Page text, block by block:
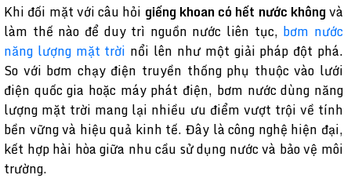
Khi đối mặt với câu hỏi giếng khoan có hết nước khôngvà
làm thế nào để duy trì nguồn nước liên tục, bơm nước
năng lượng mặt trời nổi lên như một giải pháp đột phá.
So với bơm chạy điện truyền thống phụ thuộc vào lưới
điện quốc gia hoặc máy phát điện, bơm nước dùng năng
lượng mặt trời mang lại nhiều ưu điểm vượt trội về tính
bền vững và hiệu quả kinh tế. Đây là công nghệ hiện đại,
kết hợp hài hòa giữa nhu cầu sử dụng nước và bảo vệ môi
trường.